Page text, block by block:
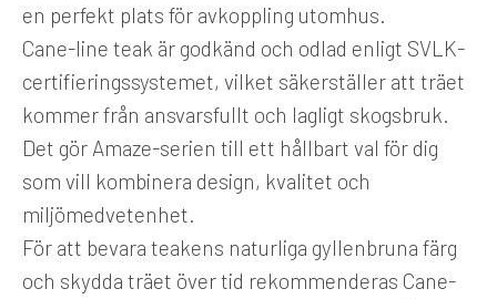
en perfekt plats för avkoppling utomhus.
Cane-line teak är godkänd och odlad enligt SVLK-
certifieringssystemet, vilket säkerställer att träet
kommer från ansvarsfullt och lagligt skogsbruk.
Det gör Amaze-serien till ett hållbart val för dig
som vill kombinera design, kvalitet och
miljömedvetenhet.
För att bevara teakens naturliga gyllenbruna färg
och skydda träet över tid rekommenderas Cane-